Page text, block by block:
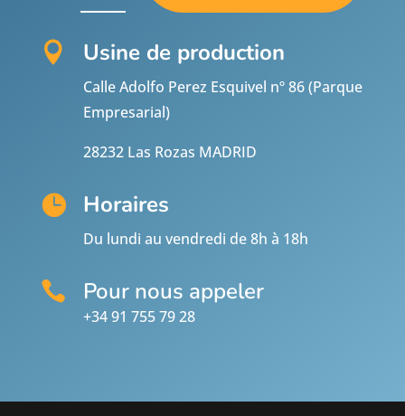
 Usine de production
Calle Adolfo Perez Esquivel nº 86 (Parque
Empresarial)
28232 Las Rozas MADRID
 Horaires
Du lundi au vendredi de 8h à 18h
 Pour nous appeler
+34 91 755 79 28